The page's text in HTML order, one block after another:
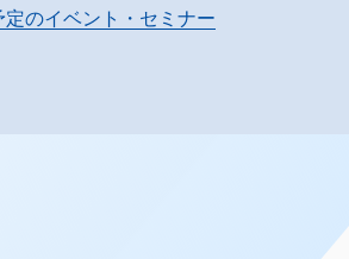
定のイベント・セミナー